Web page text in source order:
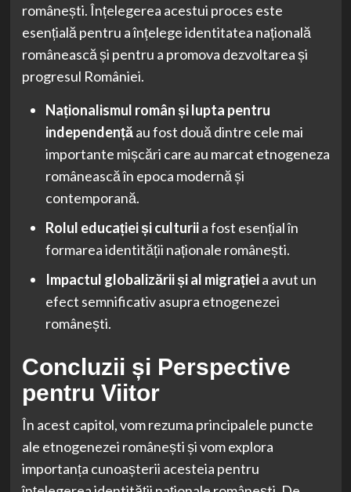
românești. Înțelegerea acestui proces este
esențială pentru a înțelege identitatea națională
românească și pentru a promova dezvoltarea și
progresul României.
Naționalismul român și lupta pentru
independențăau fost două dintre cele mai
importante mișcări care au marcat etnogeneza
românească în epoca modernă și
contemporană.
Rolul educației și culturiia fost esențial în
formarea identității naționale românești.
Impactul globalizării și al migrațieia avut un
efect semnificativ asupra etnogenezei
românești.
Concluzii și Perspective
pentru Viitor
În acest capitol, vom rezuma principalele puncte
ale etnogenezei românești și vom explora
importanța cunoașterii acesteia pentru